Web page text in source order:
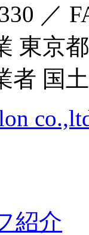
／
東京
者 国
紹介